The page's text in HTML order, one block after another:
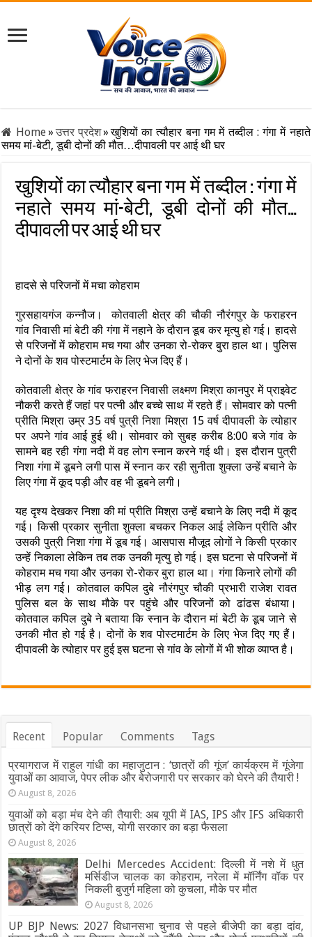
Home»उत्तर प्रदेश» खुशियों का त्यौहार बना गम में तब्दील : गंगा में नहाते
समय मां-बेटी, डूबी दोनों की मौत…दीपावली पर आई थी घर
खुशियों का त्यौहार बना गम में तब्दील : गंगा में
नहाते समय मां-बेटी, डूबी दोनों की मौत…
दीपावली पर आई थी घर
हादसे से परिजनों में मचा कोहराम
गुरसहायगंज कन्नौज। कोतवाली क्षेत्र की चौकी नौरंगपुर के फराहरन
गांव निवासी मां बेटी की गंगा में नहाने के दौरान डूब कर मृत्यु हो गई। हादसे
से परिजनों में कोहराम मच गया और उनका रो-रोकर बुरा हाल था। पुलिस
ने दोनों के शव पोस्टमार्टम के लिए भेज दिए हैं।
कोतवाली क्षेत्र के गांव फराहरन निवासी लक्ष्मण मिश्रा कानपुर में प्राइवेट
नौकरी करते हैं जहां पर पत्नी और बच्चे साथ में रहते हैं। सोमवार को पत्नी
प्रीति मिश्रा उम्र 35 वर्ष पुत्री निशा मिश्रा 15 वर्ष दीपावली के त्योहार
पर अपने गांव आई हुई थी। सोमवार को सुबह करीब 8:00 बजे गांव के
सामने बह रही गंगा नदी में वह लोग स्नान करने गई थी। इस दौरान पुत्री
निशा गंगा में डूबने लगी पास में स्नान कर रही सुनीता शुक्ला उन्हें बचाने के
लिए गंगा में कूद पड़ी और वह भी डूबने लगी।
यह दृश्य देखकर निशा की मां प्रीति मिश्रा उन्हें बचाने के लिए नदी में कूद
गई। किसी प्रकार सुनीता शुक्ला बचकर निकल आई लेकिन प्रीति और
उसकी पुत्री निशा गंगा में डूब गई। आसपास मौजूद लोगों ने किसी प्रकार
उन्हें निकाला लेकिन तब तक उनकी मृत्यु हो गई। इस घटना से परिजनों में
कोहराम मच गया और उनका रो-रोकर बुरा हाल था। गंगा किनारे लोगों की
भीड़ लग गई। कोतवाल कपिल दुबे नौरंगपुर चौकी प्रभारी राजेश रावत
पुलिस बल के साथ मौके पर पहुंचे और परिजनों को ढांढस बंधाया।
कोतवाल कपिल दुबे ने बताया कि स्नान के दौरान मां बेटी के डूब जाने से
उनकी मौत हो गई है। दोनों के शव पोस्टमार्टम के लिए भेज दिए गए हैं।
दीपावली के त्योहार पर हुई इस घटना से गांव के लोगों में भी शोक व्याप्त है।
Recent Popular Comments Tags
प्रयागराज में राहुल गांधी का महाजुटान : ‘छात्रों की गूंज’ कार्यक्रम में गूंजेगा
युवाओं का आवाज, पेपर लीक और बेरोजगारी पर सरकार को घेरने की तैयारी !
August 8, 2026
युवाओं को बड़ा मंच देने की तैयारी: अब यूपी में IAS, IPS और IFS अधिकारी
छात्रों को देंगे करियर टिप्स, योगी सरकार का बड़ा फैसला
August 8, 2026
Delhi Mercedes Accident: दिल्ली में नशे में धुत
मर्सिडीज चालक का कोहराम, नरेला में मॉर्निंग वॉक पर
निकली बुजुर्ग महिला को कुचला, मौके पर मौत
August 8, 2026
UP BJP News: 2027 विधानसभा चुनाव से पहले बीजेपी का बड़ा दांव,